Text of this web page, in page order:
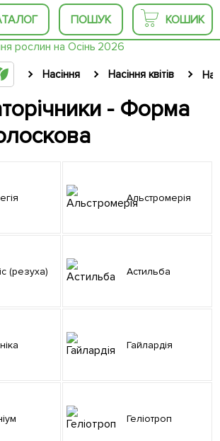
ПОШУК КОШИК
Насіння Насіння квітів
- Форма
Альстромерія
(резуха) Астильба
Гайлардія
Геліотроп